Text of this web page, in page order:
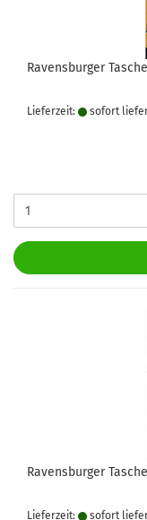
Ravensburger
Lieferzeit: sofort
Ravensburger
Lieferzeit: sofort